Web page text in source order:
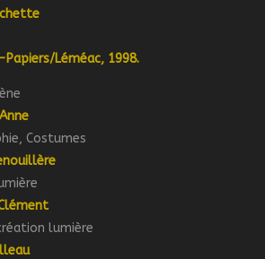
Léméac, 1998.
Costumes
lumière